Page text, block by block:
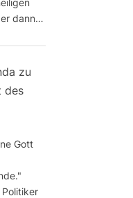
dann…
zu
des
Gott